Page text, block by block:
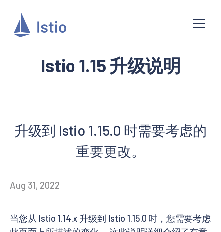
Istio 1.15 升级说明
升级到 Istio 1.15.0 时需要考虑的
重要更改。
Aug 31, 2022
当您从 Istio 1.14.x 升级到 Istio 1.15.0 时，您需要考虑